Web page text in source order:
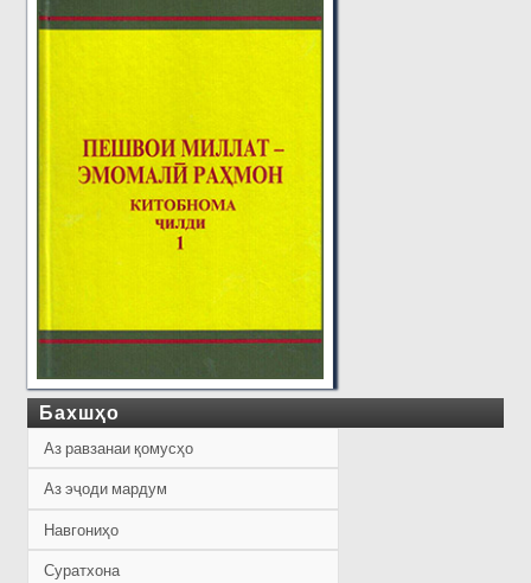
Бахшҳо
Аз равзанаи қомусҳо
Аз эҷоди мардум
Навгониҳо
Суратхона